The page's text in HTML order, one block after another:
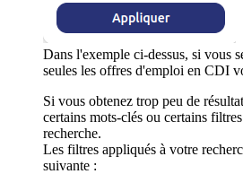
Dans l'exemple ci-dessus, si vous
seules les offres d'emploi en CDI
Si vous obtenez trop peu de
certains mots-clés ou certains
recherche.
Les filtres appliqués à votre
suivante :